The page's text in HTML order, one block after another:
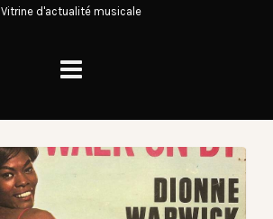
Vitrine d'actualité musicale